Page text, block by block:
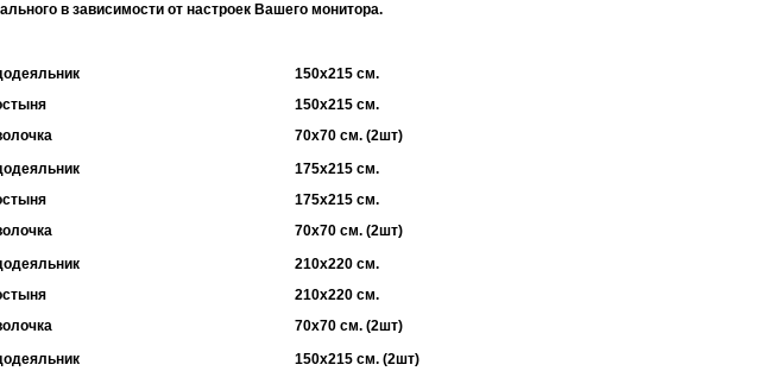
в зависимости от настроек Вашего монитора.
150х215 см.
150х215 см.
70х70 см. (2шт)
175х215 см.
175х215 см.
70х70 см. (2шт)
210х220 см.
210х220 см.
70х70 см. (2шт)
150х215 см. (2шт)